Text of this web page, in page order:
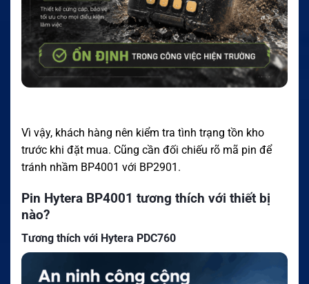
Vì vậy, khách hàng nên kiểm tra tình trạng tồn kho
trước khi đặt mua. Cũng cần đối chiếu rõ mã pin để
tránh nhầm BP4001 với BP2901.
Pin Hytera BP4001 tương thích với thiết bị
nào?
Tương thích với Hytera PDC760